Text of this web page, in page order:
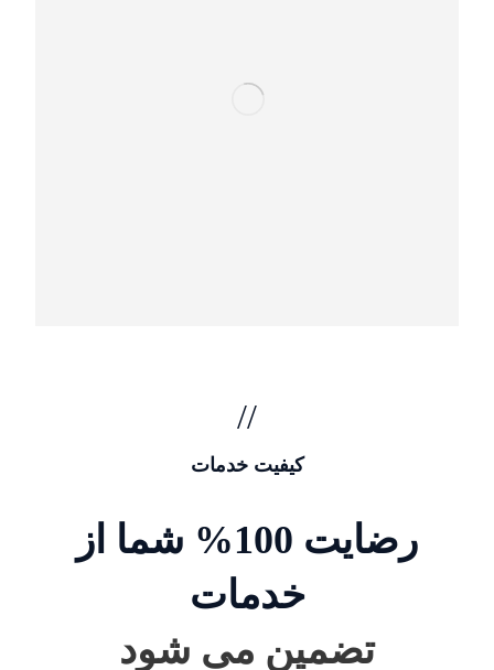
//
کیفیت خدمات
رضایت 100% شما از
خدمات
تضمین می شود